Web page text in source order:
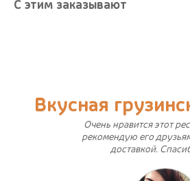
С этим заказывают
Вкусная
Очень нравится этот
рекомендую его
доставкой.